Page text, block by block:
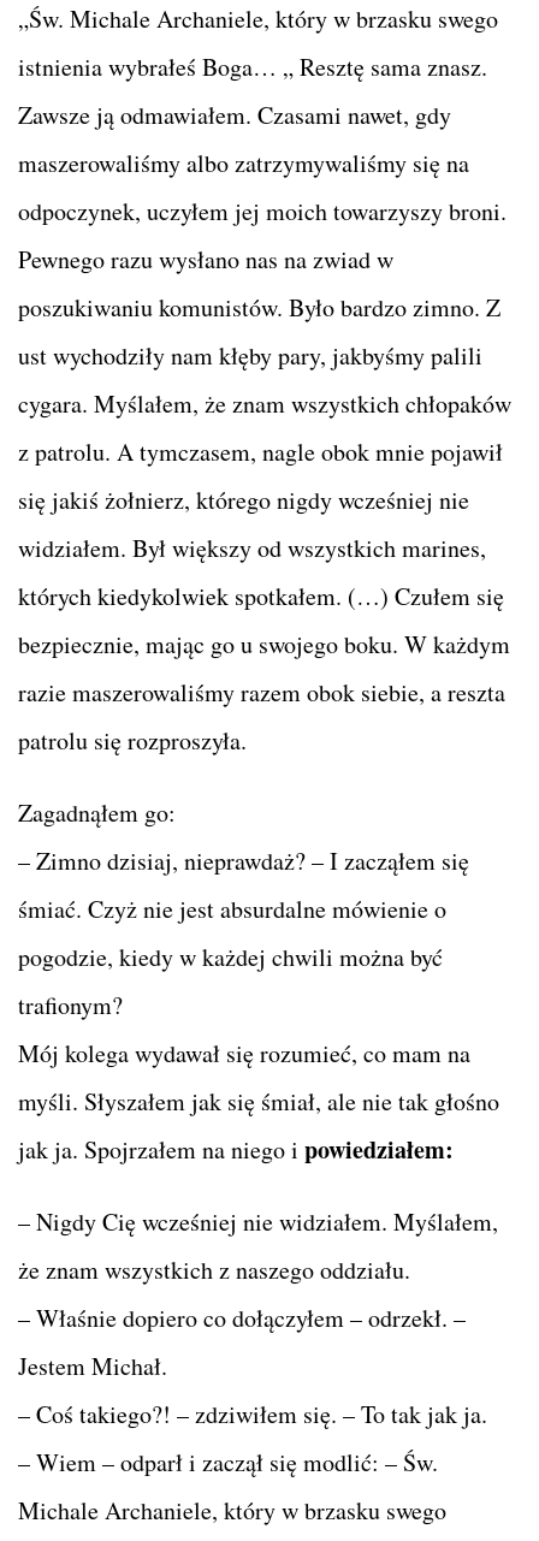
„Św. Michale Archaniele, który w brzasku swego
istnienia wybrałeś Boga… „ Resztę sama znasz.
Zawsze ją odmawiałem. Czasami nawet, gdy
maszerowaliśmy albo zatrzymywaliśmy się na
odpoczynek, uczyłem jej moich towarzyszy broni.
Pewnego razu wysłano nas na zwiad w
poszukiwaniu komunistów. Było bardzo zimno. Z
ust wychodziły nam kłęby pary, jakbyśmy palili
cygara. Myślałem, że znam wszystkich chłopaków
z patrolu. A tymczasem, nagle obok mnie pojawił
się jakiś żołnierz, którego nigdy wcześniej nie
widziałem. Był większy od wszystkich marines,
których kiedykolwiek spotkałem. (…) Czułem się
bezpiecznie, mając go u swojego boku. W każdym
razie maszerowaliśmy razem obok siebie, a reszta
patrolu się rozproszyła.
Zagadnąłem go:
– Zimno dzisiaj, nieprawdaż? – I zacząłem się
śmiać. Czyż nie jest absurdalne mówienie o
pogodzie, kiedy w każdej chwili można być
trafionym?
Mój kolega wydawał się rozumieć, co mam na
myśli. Słyszałem jak się śmiał, ale nie tak głośno
jak ja. Spojrzałem na niego i powiedziałem:
– Nigdy Cię wcześniej nie widziałem. Myślałem,
że znam wszystkich z naszego oddziału.
– Właśnie dopiero co dołączyłem – odrzekł. –
Jestem Michał.
– Coś takiego?! – zdziwiłem się. – To tak jak ja.
– Wiem – odparł i zaczął się modlić: – Św.
Michale Archaniele, który w brzasku swego